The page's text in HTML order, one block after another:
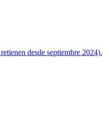
desde septiembre 2024).